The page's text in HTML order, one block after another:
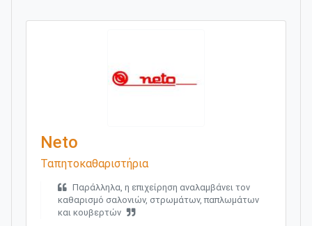
Νeto
Ταπητοκαθαριστήρια
Παράλληλα, η επιχείρηση αναλαμβάνει τον
καθαρισμό σαλονιών, στρωμάτων, παπλωμάτων
και κουβερτών